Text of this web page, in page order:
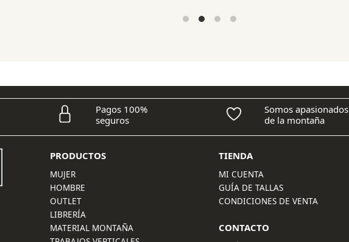
Pagos 100%
seguros
Somos apasionados
de la montaña
PRODUCTOS
MUJER
HOMBRE
OUTLET
LIBRERÍA
MATERIAL MONTAÑA
TIENDA
MI CUENTA
GUÍA DE TALLAS
CONDICIONES DE VENTA
CONTACTO